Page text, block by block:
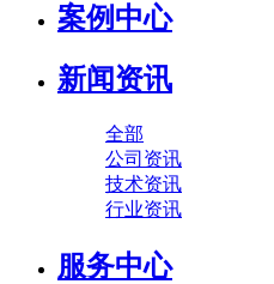
案例中心
新闻资讯
全部
公司资讯
技术资讯
行业资讯
服务中心